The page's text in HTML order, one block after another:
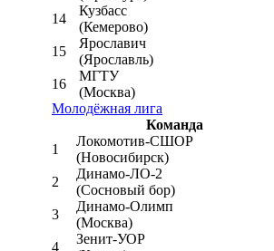
14
Кузбасс
(Кемерово)
15
Ярославич
(Ярославль)
16
МГТУ
(Москва)
Молодёжная лига
Команда
1
Локомотив-CШОР
(Новосибирск)
2
Динамо-ЛО-2
(Сосновый бор)
3
Динамо-Олимп
(Москва)
4
Зенит-УОР